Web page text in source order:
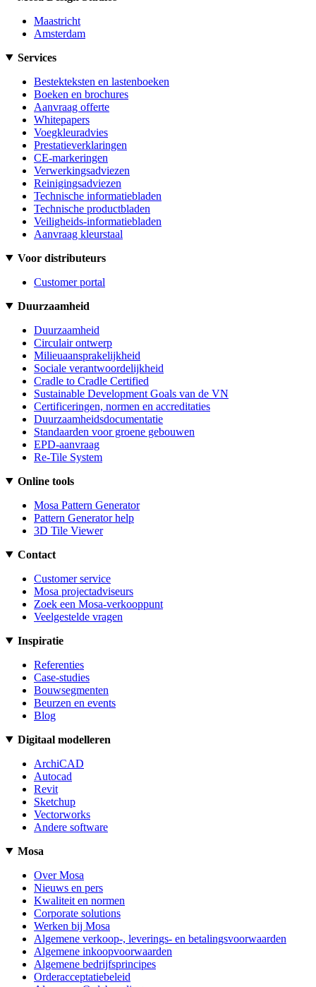
Maastricht
Amsterdam
Services
Bestekteksten en lastenboeken
Boeken en brochures
Aanvraag offerte
Whitepapers
Voegkleuradvies
Prestatieverklaringen
CE-markeringen
Verwerkingsadviezen
Reinigingsadviezen
Technische informatiebladen
Technische productbladen
Veiligheids-informatiebladen
Aanvraag kleurstaal
Voor distributeurs
Customer portal
Duurzaamheid
Duurzaamheid
Circulair ontwerp
Milieuaansprakelijkheid
Sociale verantwoordelijkheid
Cradle to Cradle Certified
Sustainable Development Goals van de VN
Certificeringen, normen en accreditaties
Duurzaamheidsdocumentatie
Standaarden voor groene gebouwen
EPD-aanvraag
Re-Tile System
Online tools
Mosa Pattern Generator
Pattern Generator help
3D Tile Viewer
Contact
Customer service
Mosa projectadviseurs
Zoek een Mosa-verkooppunt
Veelgestelde vragen
Inspiratie
Referenties
Case-studies
Bouwsegmenten
Beurzen en events
Blog
Digitaal modelleren
ArchiCAD
Autocad
Revit
Sketchup
Vectorworks
Andere software
Mosa
Over Mosa
Nieuws en pers
Kwaliteit en normen
Corporate solutions
Werken bij Mosa
Algemene verkoop-, leverings- en betalingsvoorwaarden
Algemene inkoopvoorwaarden
Algemene bedrijfsprincipes
Orderacceptatiebeleid